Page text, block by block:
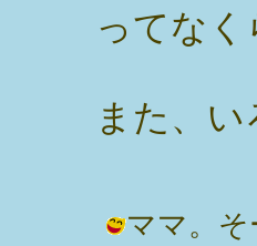
ってなく
また、
ママ。そ